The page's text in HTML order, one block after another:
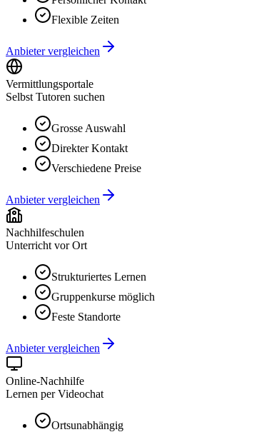
Flexible Zeiten
Anbieter vergleichen
Vermittlungsportale
Selbst Tutoren suchen
Grosse Auswahl
Direkter Kontakt
Verschiedene Preise
Anbieter vergleichen
Nachhilfeschulen
Unterricht vor Ort
Strukturiertes Lernen
Gruppenkurse möglich
Feste Standorte
Anbieter vergleichen
Online-Nachhilfe
Lernen per Videochat
Ortsunabhängig